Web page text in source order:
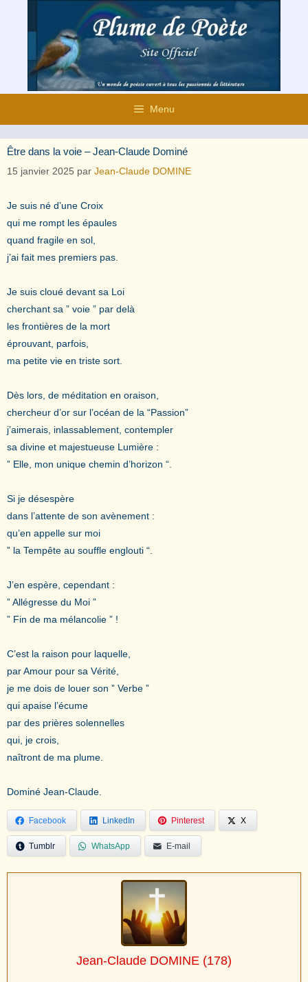
contenu
Menu
Être dans la voie – Jean-Claude Dominé
15 janvier 2025 par Jean-Claude DOMINE
Je suis né d’une Croix
qui me rompt les épaules
quand fragile en sol,
j’ai fait mes premiers pas.
Je suis cloué devant sa Loi
cherchant sa ” voie ” par delà
les frontières de la mort
éprouvant, parfois,
ma petite vie en triste sort.
Dès lors, de méditation en oraison,
chercheur d’or sur l’océan de la “Passion”
j’aimerais, inlassablement, contempler
sa divine et majestueuse Lumière :
” Elle, mon unique chemin d’horizon “.
Si je désespère
dans l’attente de son avènement :
qu’en appelle sur moi
” la Tempête au souffle englouti “.
J’en espère, cependant :
” Allégresse du Moi ”
” Fin de ma mélancolie ” !
C’est la raison pour laquelle,
par Amour pour sa Vérité,
je me dois de louer son ” Verbe ”
qui apaise l’écume
par des prières solennelles
qui, je crois,
naîtront de ma plume.
Dominé Jean-Claude.
Facebook LinkedIn Pinterest X
Tumblr WhatsApp E-mail
Jean-Claude DOMINE (178)